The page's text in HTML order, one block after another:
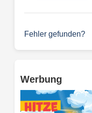
Fehler gefunden?
Werbung